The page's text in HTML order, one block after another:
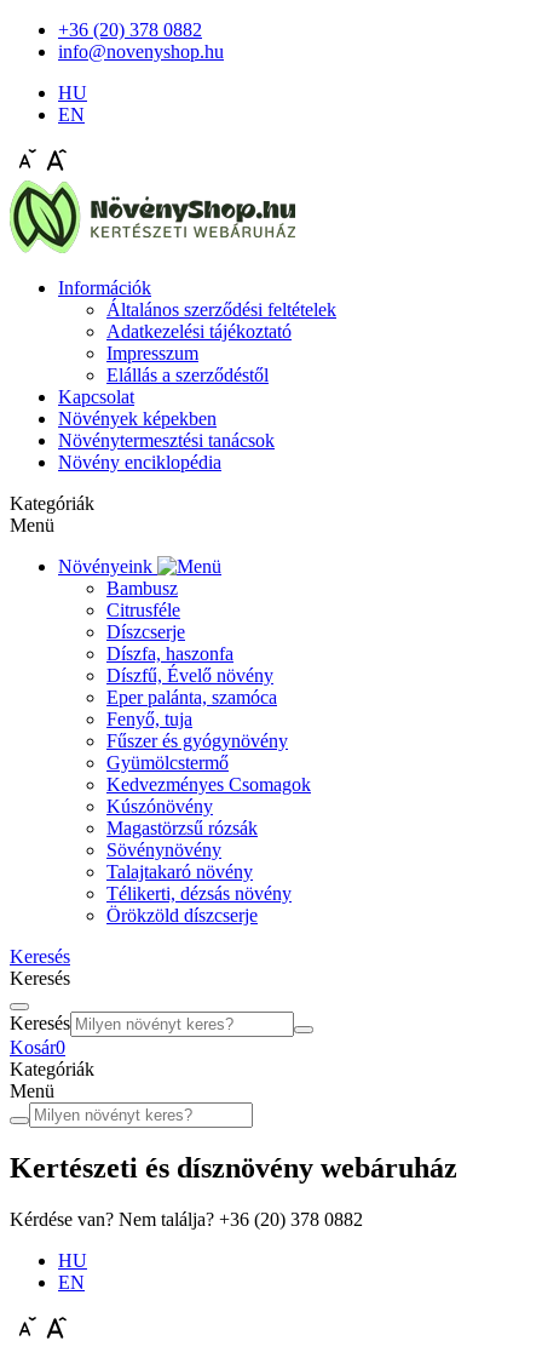
+36 (20) 378 0882
info@novenyshop.hu
HU
EN
Információk
Általános szerződési feltételek
Adatkezelési tájékoztató
Impresszum
Elállás a szerződéstől
Kapcsolat
Növények képekben
Növénytermesztési tanácsok
Növény enciklopédia
Kategóriák
Menü
Növényeink
Bambusz
Citrusféle
Díszcserje
Díszfa, haszonfa
Díszfű, Évelő növény
Eper palánta, szamóca
Fenyő, tuja
Fűszer és gyógynövény
Gyümölcstermő
Kedvezményes Csomagok
Kúszónövény
Magastörzsű rózsák
Sövénynövény
Talajtakaró növény
Télikerti, dézsás növény
Örökzöld díszcserje
Keresés
Keresés
Keresés
Kosár0
Kategóriák
Menü
Kertészeti és dísznövény webáruház
Kérdése van? Nem találja? +36 (20) 378 0882
HU
EN